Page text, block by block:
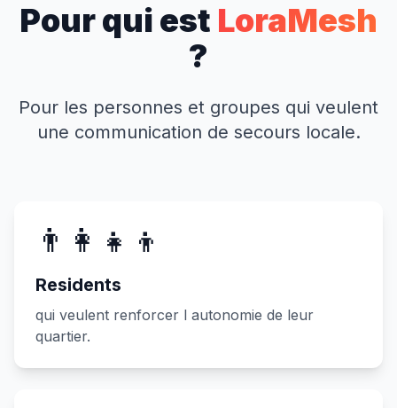
Pour qui est LoraMesh
?
Pour les personnes et groupes qui veulent
une communication de secours locale.
👨‍👩‍👧‍👦
Residents
qui veulent renforcer l autonomie de leur
quartier.